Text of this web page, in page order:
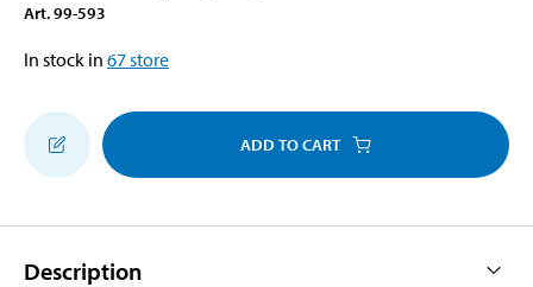
Art.99-593
In stock in 67store
ADD TO CART
Description